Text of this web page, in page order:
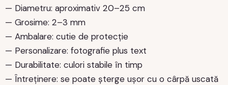
— Diametru: aproximativ 20–25 cm
— Grosime: 2–3 mm
— Ambalare: cutie de protecție
— Personalizare: fotografie plus text
— Durabilitate: culori stabile în timp
— Întreținere: se poate șterge ușor cu o cârpă uscată